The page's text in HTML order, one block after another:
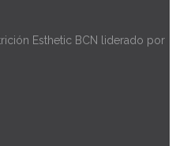
Esthetic BCN liderado por